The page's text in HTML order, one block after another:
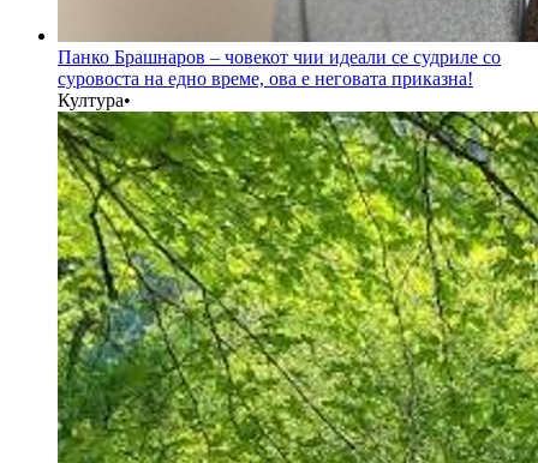
Панко Брашнаров – човекот чии идеали се судриле со
суровоста на едно време, ова е неговата приказна!
Култура•